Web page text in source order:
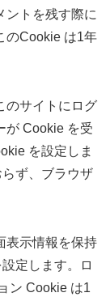
ントを残す際に
のCookie は1年
のサイトにログ
が Cookie を受
を設定しま
ず、ブラウザ
表示情報を保持
定します。ロ
ン Cookie は1